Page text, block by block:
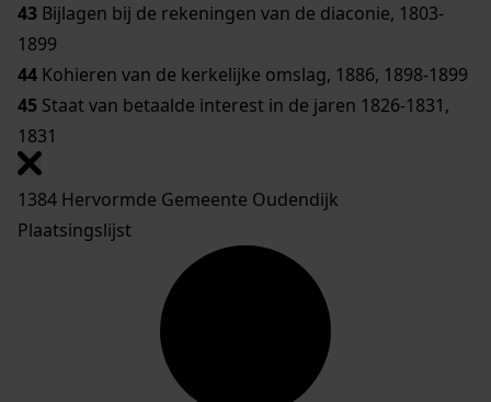
43 Bijlagen bij de rekeningen van de diaconie, 1803-
1899
44 Kohieren van de kerkelijke omslag, 1886, 1898-1899
45 Staat van betaalde interest in de jaren 1826-1831,
1831
1384 Hervormde Gemeente Oudendijk
Plaatsingslijst